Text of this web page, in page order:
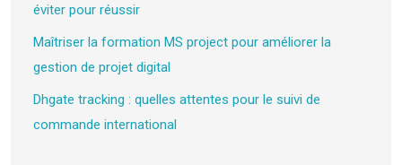
éviter pour réussir
Maîtriser la formation MS project pour améliorer la
gestion de projet digital
Dhgate tracking : quelles attentes pour le suivi de
commande international